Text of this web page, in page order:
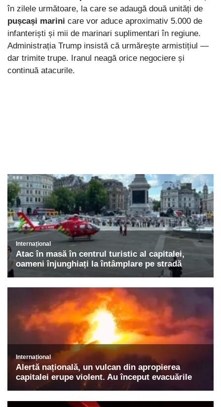
în zilele următoare, la care se adaugă două unități de
pușcași marini care vor aduce aproximativ 5.000 de
infanteriști și mii de marinari suplimentari în regiune.
Administrația Trump insistă că urmărește armistițiul —
dar trimite trupe. Iranul neagă orice negociere și
continuă atacurile.